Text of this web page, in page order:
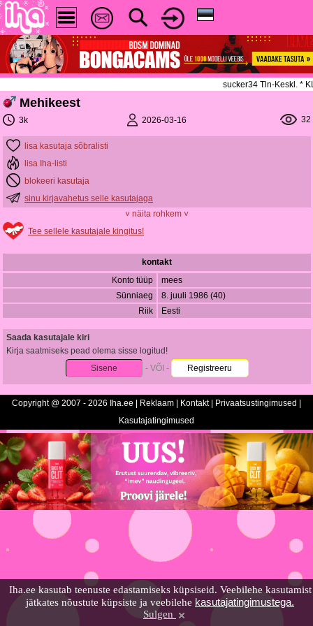
Iha.ee kasutab teenuste edastamiseks küpsiseid. Veebilehe kasutamist
jätkates nõustute küpsiste ja veebilehe kasutajatingimustega.
Sulgen
sucker34 Tln-Keskl. *
Mehikeest
3k 2026-03-16 32
lisa kasutaja sõbralisti
lisa Iha-listi
blokeeri kasutaja
sinu kirjavahetus selle kasutajaga
˅ näita rohkem ˅
Tee sellele kasutajale kingitus!
kontakt
Konto tüüp
mees
Sünniaeg
8. juuli 1986 (40)
Riik
Eesti
Saada kasutajale kiri
Kirja saatmiseks pead olema sisse logitud!
Sisene
- VÕI - Registreeru
Copyright @ 2007 - 2026 Iha.ee | Reklaam Kontakt| Privaatsustingimused
Kasutajatingimused